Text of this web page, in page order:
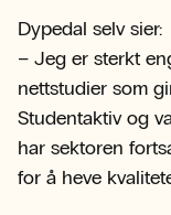
Dypedal selv sier:
– Jeg er sterkt
nettstudier som
Studentaktiv og
har sektoren
for å heve